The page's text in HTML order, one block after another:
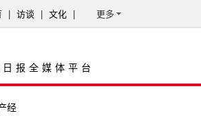
访谈 文化 更多
日报全媒体平台
经